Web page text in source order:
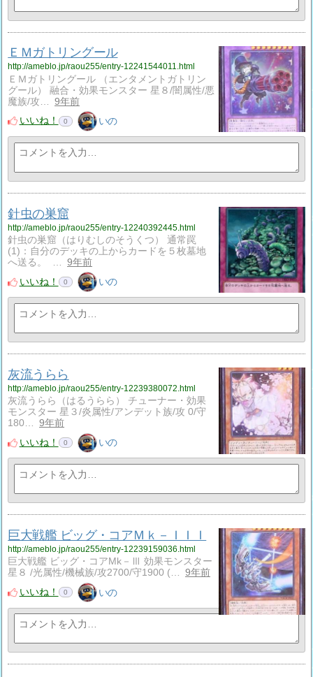
ＥＭガトリングール
http://ameblo.jp/raou255/entry-12241544011.html
ＥＭガトリングール （エンタメントガトリン
グール） 融合・効果モンスター 星８/闇属性/悪
魔族/攻…
9年前
いいね！
0 いの
針虫の巣窟
http://ameblo.jp/raou255/entry-12240392445.html
針虫の巣窟（はりむしのそうくつ） 通常罠
(1)：自分のデッキの上からカードを５枚墓地
へ送る。 …
9年前
いいね！
0 いの
灰流うらら
http://ameblo.jp/raou255/entry-12239380072.html
灰流うらら（はるうらら） チューナー・効果
モンスター 星３/炎属性/アンデット族/攻 0/守
180…
9年前
いいね！
0 いの
巨大戦艦 ビッグ・コアＭｋ－ＩＩＩ
http://ameblo.jp/raou255/entry-12239159036.html
巨大戦艦 ビッグ・コアMk－Ⅲ 効果モンスター
星８ /光属性/機械族/攻2700/守1900 (…
9年前
いいね！
0 いの